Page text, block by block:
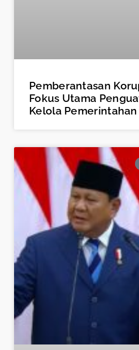
Pemberantasan
Fokus Utama
Kelola Pemerintahan